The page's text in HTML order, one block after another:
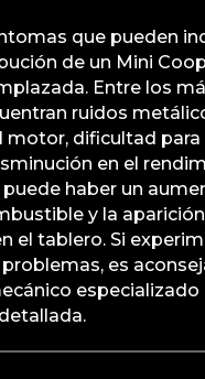
que pueden
de un Mini
Entre los
ruidos
motor, dificultad para
en el
haber un
y la
el tablero. Si
es
especializado